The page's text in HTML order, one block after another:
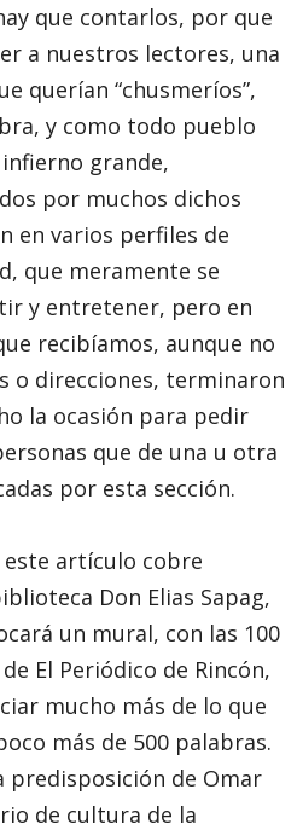
que contarlos, por que
a nuestros lectores, una
querían “chusmeríos”,
y como todo pueblo
grande,
por muchos dichos
en varios perfiles de
que meramente se
y entretener, pero en
recibíamos, aunque no
o direcciones, terminaron
la ocasión para pedir
que de una u otra
por esta sección.
artículo cobre
Don Elias Sapag,
un mural, con las 100
El Periódico de Rincón,
mucho más de lo que
más de 500 palabras.
predisposición de Omar
de cultura de la